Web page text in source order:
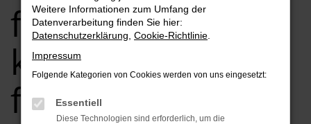
für Lippstadt
kaufen, leasen,
finanzieren
Weitere Informationen zum Umfang der
Datenverarbeitung finden Sie hier:
Datenschutzerklärung Cookie-Richtlinie
Impressum
Folgende Kategorien von Cookies werden von uns eingesetzt:
Essentiell
Diese Technologien sind erforderlich, um die